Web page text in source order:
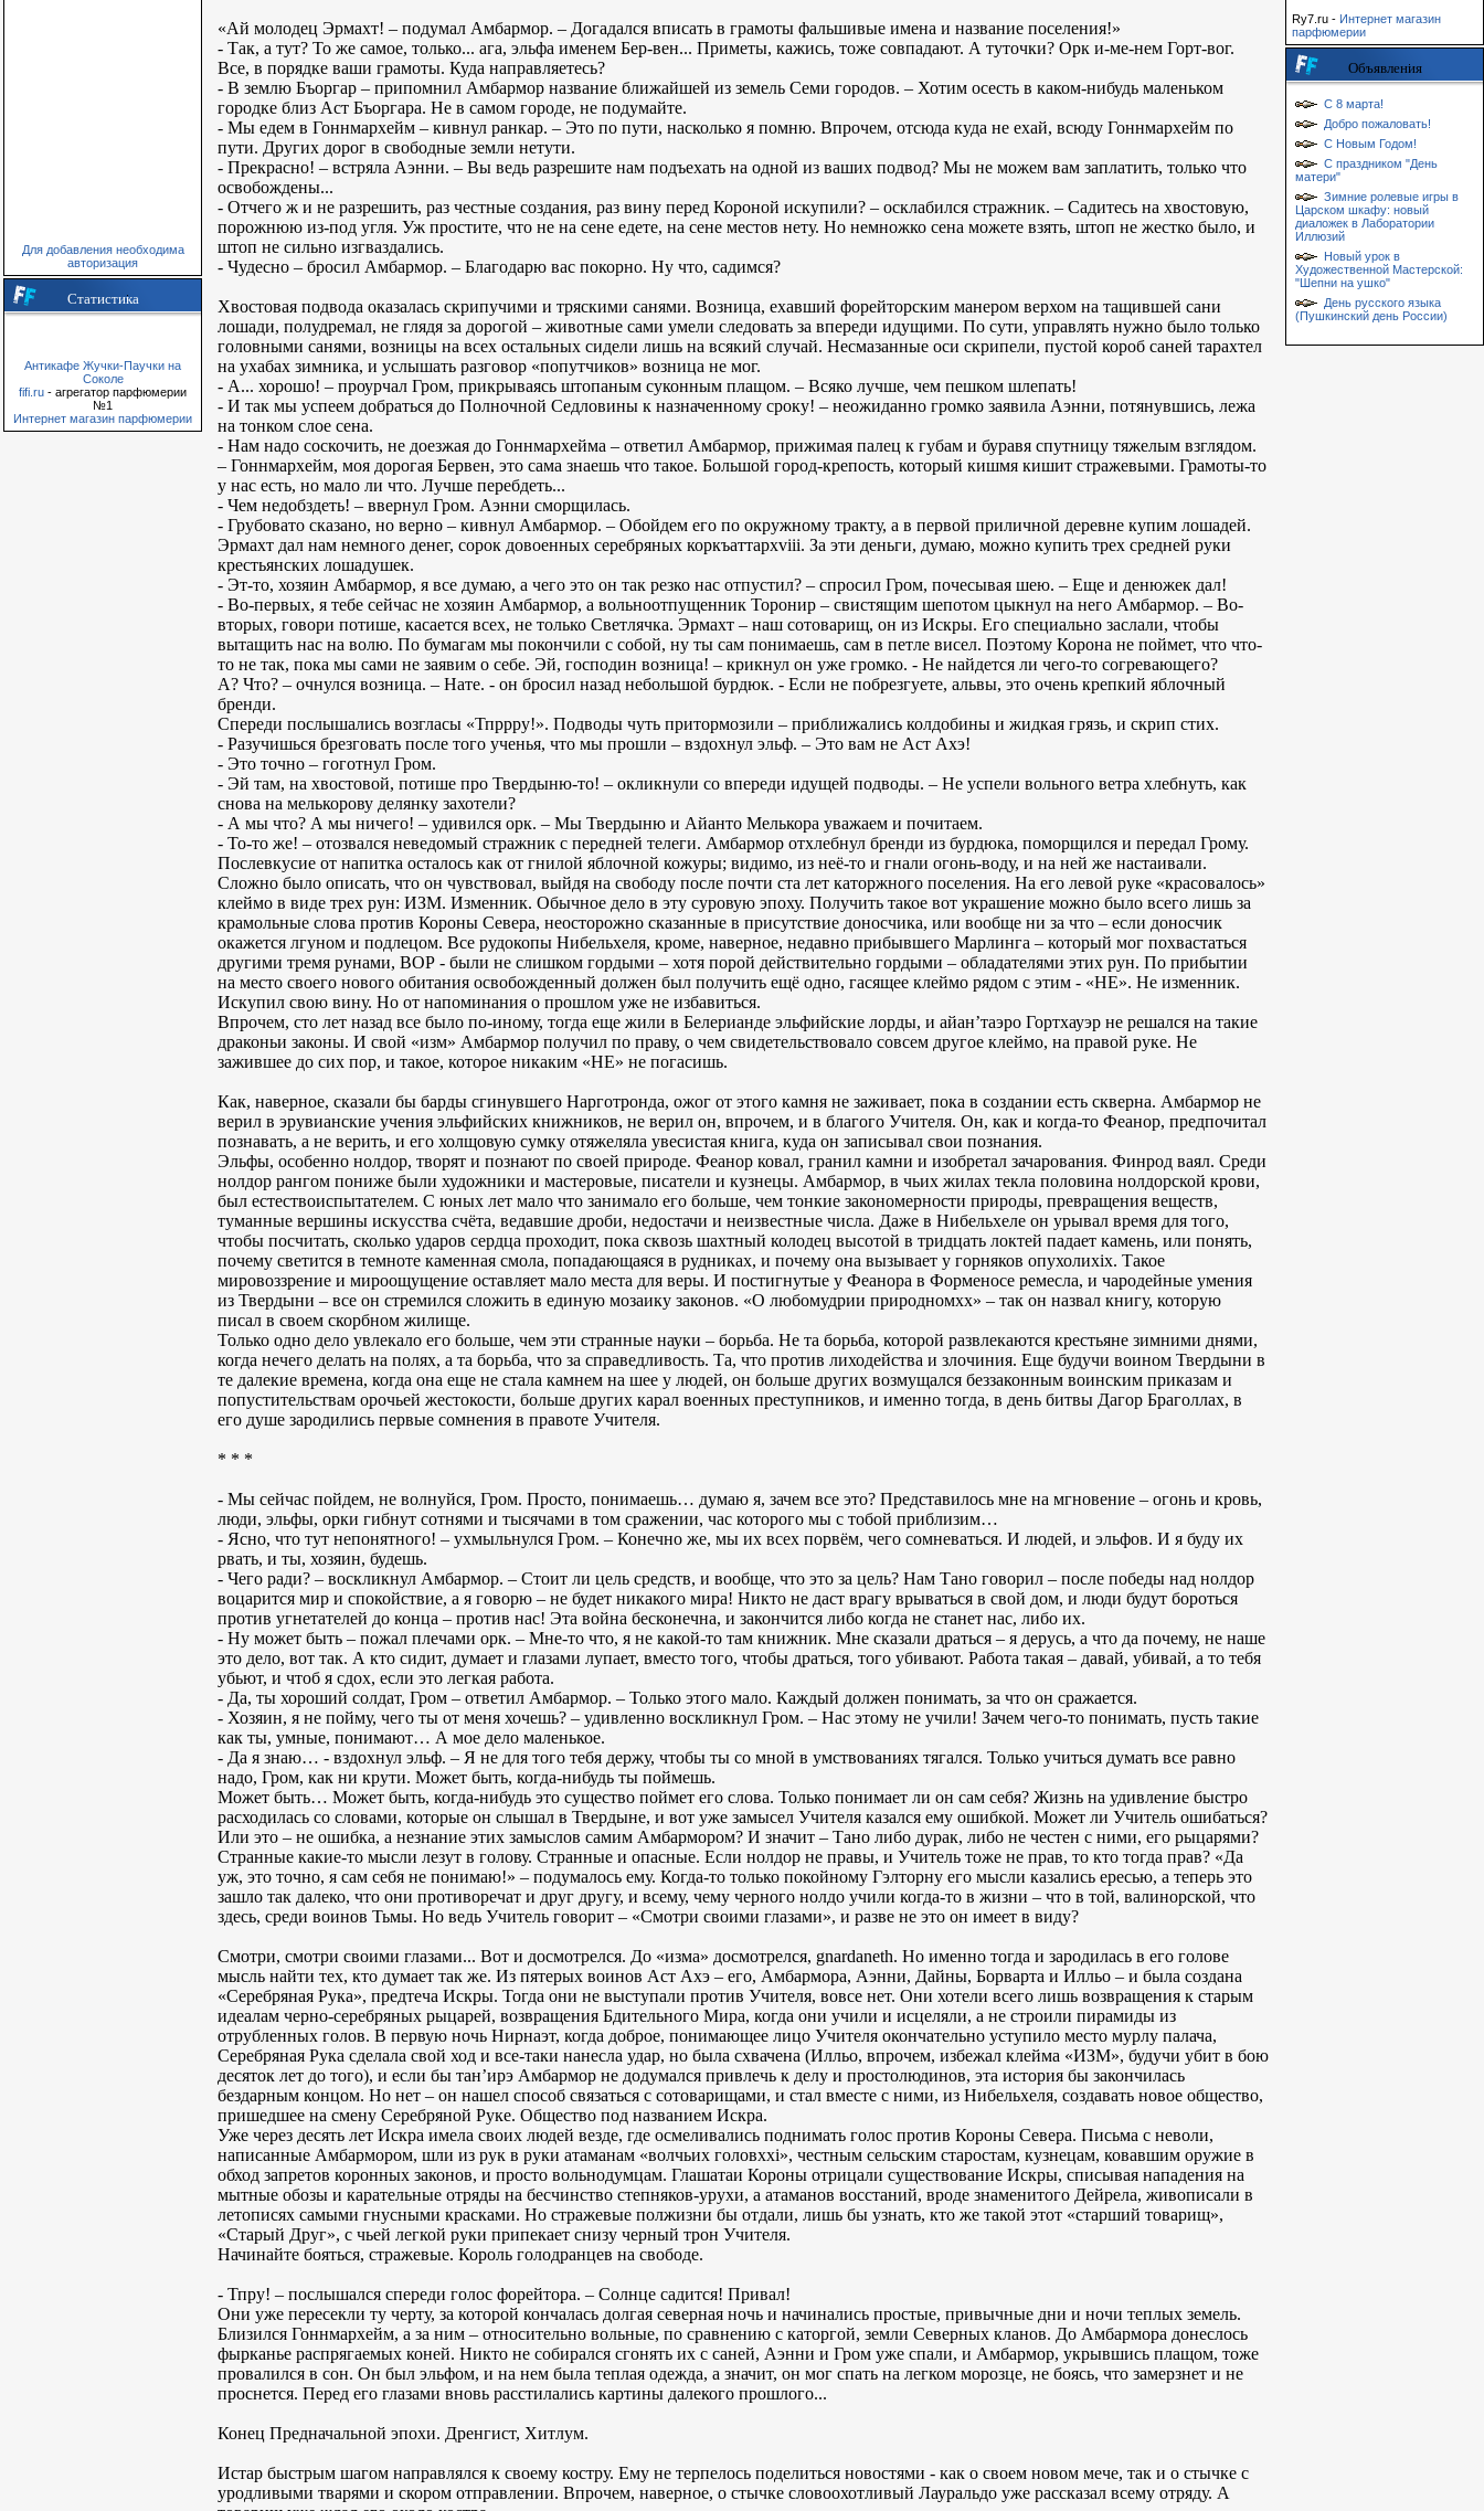
Для добавления необходима
авторизация
Статистика
Антикафе Жучки-Паучки на
Соколе
fifi.ru - агрегатор парфюмерии
№1
Интернет магазин парфюмерии
«Ай молодец Эрмахт! – подумал Амбармор. – Догадался вписать в грамоты фальшивые имена и название поселения!»
- Так, а тут? То же самое, только... ага, эльфа именем Бер-вен... Приметы, кажись, тоже совпадают. А туточки? Орк и-ме-нем Горт-вог.
Все, в порядке ваши грамоты. Куда направляетесь?
- В землю Бъоргар – припомнил Амбармор название ближайшей из земель Семи городов. – Хотим осесть в каком-нибудь маленьком
городке близ Аст Бъоргара. Не в самом городе, не подумайте.
- Мы едем в Гоннмархейм – кивнул ранкар. – Это по пути, насколько я помню. Впрочем, отсюда куда не ехай, всюду Гоннмархейм по
пути. Других дорог в свободные земли нетути.
- Прекрасно! – встряла Аэнни. – Вы ведь разрешите нам подъехать на одной из ваших подвод? Мы не можем вам заплатить, только что
освобождены...
- Отчего ж и не разрешить, раз честные создания, раз вину перед Короной искупили? – осклабился стражник. – Садитесь на хвостовую,
порожнюю из-под угля. Уж простите, что не на сене едете, на сене местов нету. Но немножко сена можете взять, штоп не жестко было, и
штоп не сильно изгваздались.
- Чудесно – бросил Амбармор. – Благодарю вас покорно. Ну что, садимся?
Хвостовая подвода оказалась скрипучими и тряскими санями. Возница, ехавший форейторским манером верхом на тащившей сани
лошади, полудремал, не глядя за дорогой – животные сами умели следовать за впереди идущими. По сути, управлять нужно было только
головными санями, возницы на всех остальных сидели лишь на всякий случай. Несмазанные оси скрипели, пустой короб саней тарахтел
на ухабах зимника, и услышать разговор «попутчиков» возница не мог.
- А... хорошо! – проурчал Гром, прикрываясь штопаным суконным плащом. – Всяко лучше, чем пешком шлепать!
- И так мы успеем добраться до Полночной Седловины к назначенному сроку! – неожиданно громко заявила Аэнни, потянувшись, лежа
на тонком слое сена.
- Нам надо соскочить, не доезжая до Гоннмархейма – ответил Амбармор, прижимая палец к губам и буравя спутницу тяжелым взглядом.
– Гоннмархейм, моя дорогая Бервен, это сама знаешь что такое. Большой город-крепость, который кишмя кишит стражевыми. Грамоты-то
у нас есть, но мало ли что. Лучше перебдеть...
- Чем недобздеть! – ввернул Гром. Аэнни сморщилась.
- Грубовато сказано, но верно – кивнул Амбармор. – Обойдем его по окружному тракту, а в первой приличной деревне купим лошадей.
Эрмахт дал нам немного денег, сорок довоенных серебряных коркъаттарxviii. За эти деньги, думаю, можно купить трех средней руки
крестьянских лошадушек.
- Эт-то, хозяин Амбармор, я все думаю, а чего это он так резко нас отпустил? – спросил Гром, почесывая шею. – Еще и денюжек дал!
- Во-первых, я тебе сейчас не хозяин Амбармор, а вольноотпущенник Торонир – свистящим шепотом цыкнул на него Амбармор. – Во-
вторых, говори потише, касается всех, не только Светлячка. Эрмахт – наш сотоварищ, он из Искры. Его специально заслали, чтобы
вытащить нас на волю. По бумагам мы покончили с собой, ну ты сам понимаешь, сам в петле висел. Поэтому Корона не поймет, что что-
то не так, пока мы сами не заявим о себе. Эй, господин возница! – крикнул он уже громко. - Не найдется ли чего-то согревающего?
А? Что? – очнулся возница. – Нате. - он бросил назад небольшой бурдюк. - Если не побрезгуете, альвы, это очень крепкий яблочный
бренди.
Спереди послышались возгласы «Тпррру!». Подводы чуть притормозили – приближались колдобины и жидкая грязь, и скрип стих.
- Разучишься брезговать после того ученья, что мы прошли – вздохнул эльф. – Это вам не Аст Ахэ!
- Это точно – гоготнул Гром.
- Эй там, на хвостовой, потише про Твердыню-то! – окликнули со впереди идущей подводы. – Не успели вольного ветра хлебнуть, как
снова на мелькорову делянку захотели?
- А мы что? А мы ничего! – удивился орк. – Мы Твердыню и Айанто Мелькора уважаем и почитаем.
- То-то же! – отозвался неведомый стражник с передней телеги. Амбармор отхлебнул бренди из бурдюка, поморщился и передал Грому.
Послевкусие от напитка осталось как от гнилой яблочной кожуры; видимо, из неё-то и гнали огонь-воду, и на ней же настаивали.
Сложно было описать, что он чувствовал, выйдя на свободу после почти ста лет каторжного поселения. На его левой руке «красовалось»
клеймо в виде трех рун: ИЗМ. Изменник. Обычное дело в эту суровую эпоху. Получить такое вот украшение можно было всего лишь за
крамольные слова против Короны Севера, неосторожно сказанные в присутствие доносчика, или вообще ни за что – если доносчик
окажется лгуном и подлецом. Все рудокопы Нибельхеля, кроме, наверное, недавно прибывшего Марлинга – который мог похвастаться
другими тремя рунами, ВОР - были не слишком гордыми – хотя порой действительно гордыми – обладателями этих рун. По прибытии
на место своего нового обитания освобожденный должен был получить ещё одно, гасящее клеймо рядом с этим - «НЕ». Не изменник.
Искупил свою вину. Но от напоминания о прошлом уже не избавиться.
Впрочем, сто лет назад все было по-иному, тогда еще жили в Белерианде эльфийские лорды, и айан’таэро Гортхауэр не решался на такие
драконьи законы. И свой «изм» Амбармор получил по праву, о чем свидетельствовало совсем другое клеймо, на правой руке. Не
зажившее до сих пор, и такое, которое никаким «НЕ» не погасишь.
Как, наверное, сказали бы барды сгинувшего Нарготронда, ожог от этого камня не заживает, пока в создании есть скверна. Амбармор не
верил в эрувианские учения эльфийских книжников, не верил он, впрочем, и в благого Учителя. Он, как и когда-то Феанор, предпочитал
познавать, а не верить, и его холщовую сумку отяжеляла увесистая книга, куда он записывал свои познания.
Эльфы, особенно нолдор, творят и познают по своей природе. Феанор ковал, гранил камни и изобретал зачарования. Финрод ваял. Среди
нолдор рангом пониже были художники и мастеровые, писатели и кузнецы. Амбармор, в чьих жилах текла половина нолдорской крови,
был естествоиспытателем. С юных лет мало что занимало его больше, чем тонкие закономерности природы, превращения веществ,
туманные вершины искусства счёта, ведавшие дроби, недостачи и неизвестные числа. Даже в Нибельхеле он урывал время для того,
чтобы посчитать, сколько ударов сердца проходит, пока сквозь шахтный колодец высотой в тридцать локтей падает камень, или понять,
почему светится в темноте каменная смола, попадающаяся в рудниках, и почему она вызывает у горняков опухолиxix. Такое
мировоззрение и мироощущение оставляет мало места для веры. И постигнутые у Феанора в Форменосе ремесла, и чародейные умения
из Твердыни – все он стремился сложить в единую мозаику законов. «О любомудрии природномxx» – так он назвал книгу, которую
писал в своем скорбном жилище.
Только одно дело увлекало его больше, чем эти странные науки – борьба. Не та борьба, которой развлекаются крестьяне зимними днями,
когда нечего делать на полях, а та борьба, что за справедливость. Та, что против лиходейства и злочиния. Еще будучи воином Твердыни в
те далекие времена, когда она еще не стала камнем на шее у людей, он больше других возмущался беззаконным воинским приказам и
попустительствам орочьей жестокости, больше других карал военных преступников, и именно тогда, в день битвы Дагор Браголлах, в
его душе зародились первые сомнения в правоте Учителя.
* * *
- Мы сейчас пойдем, не волнуйся, Гром. Просто, понимаешь… думаю я, зачем все это? Представилось мне на мгновение – огонь и кровь,
люди, эльфы, орки гибнут сотнями и тысячами в том сражении, час которого мы с тобой приблизим…
- Ясно, что тут непонятного! – ухмыльнулся Гром. – Конечно же, мы их всех порвём, чего сомневаться. И людей, и эльфов. И я буду их
рвать, и ты, хозяин, будешь.
- Чего ради? – воскликнул Амбармор. – Стоит ли цель средств, и вообще, что это за цель? Нам Тано говорил – после победы над нолдор
воцарится мир и спокойствие, а я говорю – не будет никакого мира! Никто не даст врагу врываться в свой дом, и люди будут бороться
против угнетателей до конца – против нас! Эта война бесконечна, и закончится либо когда не станет нас, либо их.
- Ну может быть – пожал плечами орк. – Мне-то что, я не какой-то там книжник. Мне сказали драться – я дерусь, а что да почему, не наше
это дело, вот так. А кто сидит, думает и глазами лупает, вместо того, чтобы драться, того убивают. Работа такая – давай, убивай, а то тебя
убьют, и чтоб я сдох, если это легкая работа.
- Да, ты хороший солдат, Гром – ответил Амбармор. – Только этого мало. Каждый должен понимать, за что он сражается.
- Хозяин, я не пойму, чего ты от меня хочешь? – удивленно воскликнул Гром. – Нас этому не учили! Зачем чего-то понимать, пусть такие
как ты, умные, понимают… А мое дело маленькое.
- Да я знаю… - вздохнул эльф. – Я не для того тебя держу, чтобы ты со мной в умствованиях тягался. Только учиться думать все равно
надо, Гром, как ни крути. Может быть, когда-нибудь ты поймешь.
Может быть… Может быть, когда-нибудь это существо поймет его слова. Только понимает ли он сам себя? Жизнь на удивление быстро
расходилась со словами, которые он слышал в Твердыне, и вот уже замысел Учителя казался ему ошибкой. Может ли Учитель ошибаться?
Или это – не ошибка, а незнание этих замыслов самим Амбармором? И значит – Тано либо дурак, либо не честен с ними, его рыцарями?
Странные какие-то мысли лезут в голову. Странные и опасные. Если нолдор не правы, и Учитель тоже не прав, то кто тогда прав? «Да
уж, это точно, я сам себя не понимаю!» – подумалось ему. Когда-то только покойному Гэлторну его мысли казались ересью, а теперь это
зашло так далеко, что они противоречат и друг другу, и всему, чему черного нолдо учили когда-то в жизни – что в той, валинорской, что
здесь, среди воинов Тьмы. Но ведь Учитель говорит – «Смотри своими глазами», и разве не это он имеет в виду?
Смотри, смотри своими глазами... Вот и досмотрелся. До «изма» досмотрелся, gnardaneth. Но именно тогда и зародилась в его голове
мысль найти тех, кто думает так же. Из пятерых воинов Аст Ахэ – его, Амбармора, Аэнни, Дайны, Борварта и Илльо – и была создана
«Серебряная Рука», предтеча Искры. Тогда они не выступали против Учителя, вовсе нет. Они хотели всего лишь возвращения к старым
идеалам черно-серебряных рыцарей, возвращения Бдительного Мира, когда они учили и исцеляли, а не строили пирамиды из
отрубленных голов. В первую ночь Нирнаэт, когда доброе, понимающее лицо Учителя окончательно уступило место мурлу палача,
Серебряная Рука сделала свой ход и все-таки нанесла удар, но была схвачена (Илльо, впрочем, избежал клейма «ИЗМ», будучи убит в бою
десяток лет до того), и если бы тан’ирэ Амбармор не додумался привлечь к делу и простолюдинов, эта история бы закончилась
бездарным концом. Но нет – он нашел способ связаться с сотоварищами, и стал вместе с ними, из Нибельхеля, создавать новое общество,
пришедшее на смену Серебряной Руке. Общество под названием Искра.
Уже через десять лет Искра имела своих людей везде, где осмеливались поднимать голос против Короны Севера. Письма с неволи,
написанные Амбармором, шли из рук в руки атаманам «волчьих головxxi», честным сельским старостам, кузнецам, ковавшим оружие в
обход запретов коронных законов, и просто вольнодумцам. Глашатаи Короны отрицали существование Искры, списывая нападения на
мытные обозы и карательные отряды на бесчинство степняков-урухи, а атаманов восстаний, вроде знаменитого Дейрела, живописали в
летописях самыми гнусными красками. Но стражевые полжизни бы отдали, лишь бы узнать, кто же такой этот «старший товарищ»,
«Старый Друг», с чьей легкой руки припекает снизу черный трон Учителя.
Начинайте бояться, стражевые. Король голодранцев на свободе.
- Тпру! – послышался спереди голос форейтора. – Солнце садится! Привал!
Они уже пересекли ту черту, за которой кончалась долгая северная ночь и начинались простые, привычные дни и ночи теплых земель.
Близился Гоннмархейм, а за ним – относительно вольные, по сравнению с каторгой, земли Северных кланов. До Амбармора донеслось
фырканье распрягаемых коней. Никто не собирался сгонять их с саней, Аэнни и Гром уже спали, и Амбармор, укрывшись плащом, тоже
провалился в сон. Он был эльфом, и на нем была теплая одежда, а значит, он мог спать на легком морозце, не боясь, что замерзнет и не
проснется. Перед его глазами вновь расстилались картины далекого прошлого...
Конец Предначальной эпохи. Дренгист, Хитлум.
Истар быстрым шагом направлялся к своему костру. Ему не терпелось поделиться новостями - как о своем новом мече, так и о стычке с
уродливыми тварями и скором отправлении. Впрочем, наверное, о стычке словоохотливый Лауральдо уже рассказал всему отряду. А
Ry7.ru - Интернет магазин
парфюмерии
Объявления
С 8 марта!
Добро пожаловать!
С Новым Годом!
С праздником "День
матери"
Зимние ролевые игры в
Царском шкафу: новый
диаложек в Лаборатории
Иллюзий
Новый урок в
Художественной Мастерской:
"Шепни на ушко"
День русского языка
(Пушкинский день России)